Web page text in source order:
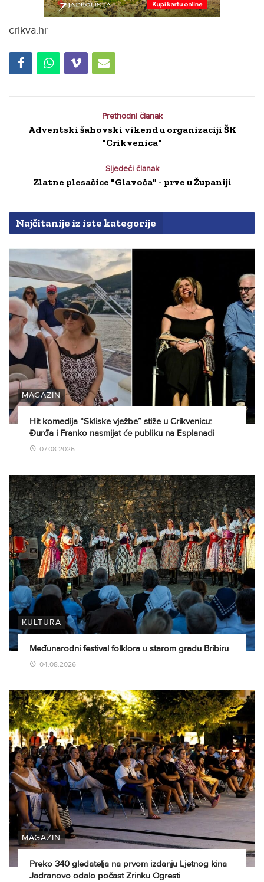
crikva.hr
Prethodni članak
Adventski šahovski vikend u organizaciji ŠK
"Crikvenica"
Sljedeći članak
Zlatne plesačice "Glavoča" - prve u Županiji
Najčitanije iz iste kategorije
MAGAZIN
Hit komedija “Skliske vježbe” stiže u Crikvenicu:
Đurđa i Franko nasmijat će publiku na Esplanadi
07.08.2026
KULTURA
Međunarodni festival folklora u starom gradu Bribiru
04.08.2026
MAGAZIN
Preko 340 gledatelja na prvom izdanju Ljetnog kina
Jadranovo odalo počast Zrinku Ogresti